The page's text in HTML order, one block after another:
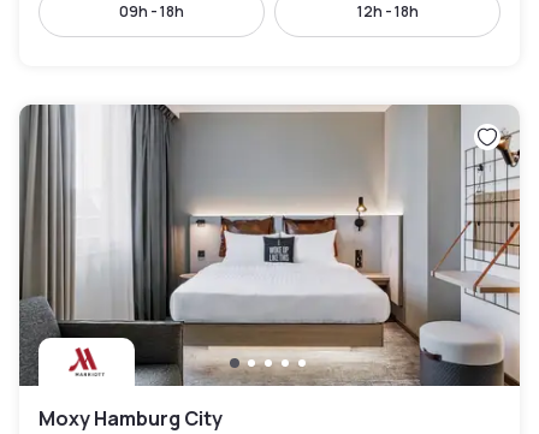
09h - 18h 12h - 18h
Moxy Hamburg City